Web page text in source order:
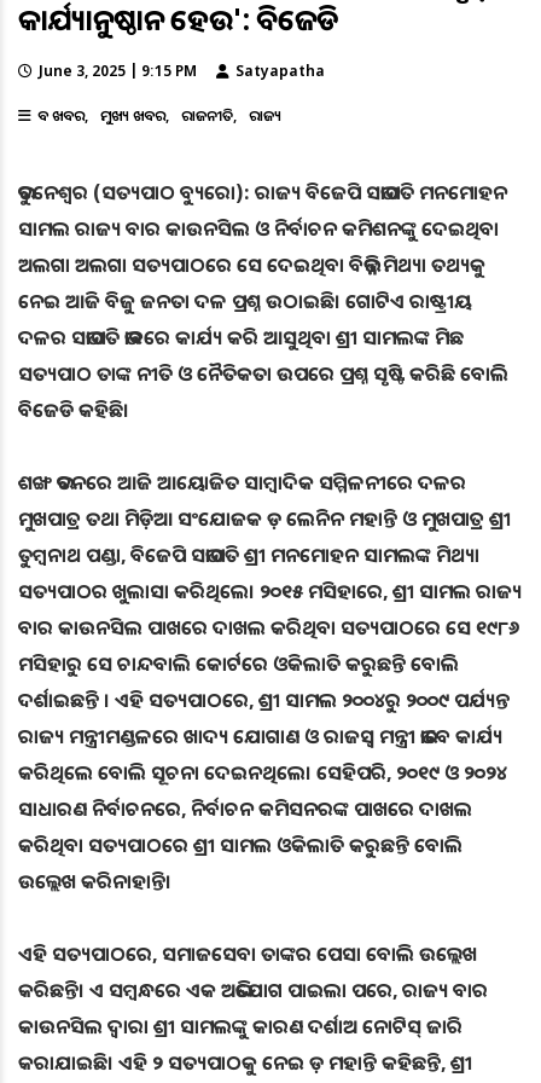
କାର୍ଯ୍ୟାନୁଷ୍ଠାନ ହେଉ': ବିଜେଡି
June 3, 2025 | 9:15 PM Satyapatha
ବଡ ଖବର ମୁଖ୍ୟ ଖବର ରାଜନୀତି ରାଜ୍ୟ
ଭୁବନେଶ୍ୱର (ସତ୍ୟପାଠ ବ୍ୟୁରୋ): ରାଜ୍ୟ ବିଜେପି ସଭାପତି ମନମୋହନ
ସାମଲ ରାଜ୍ୟ ବାର କାଉନସିଲ ଓ ନିର୍ବାଚନ କମିଶନଙ୍କୁ ଦେଇଥିବା
ଅଲଗା ଅଲଗା ସତ୍ୟପାଠରେ ସେ ଦେଇଥିବା ବିଭିନ୍ନ ମିଥ୍ୟା ତଥ୍ୟକୁ
ନେଇ ଆଜି ବିଜୁ ଜନତା ଦଳ ପ୍ରଶ୍ନ ଉଠାଇଛି। ଗୋଟିଏ ରାଷ୍ଟ୍ରୀୟ
ଦଳର ସଭାପତି ଭାବରେ କାର୍ଯ୍ୟ କରି ଆସୁଥିବା ଶ୍ରୀ ସାମଲଙ୍କ ମିଛ
ସତ୍ୟପାଠ ତାଙ୍କ ନୀତି ଓ ନୈତିକତା ଉପରେ ପ୍ରଶ୍ନ ସୃଷ୍ଟି କରିଛି ବୋଲି
ବିଜେଡି କହିଛି।
ଶଙ୍ଖ ଭବନରେ ଆଜି ଆୟୋଜିତ ସାମ୍ୱାଦିକ ସମ୍ମିଳନୀରେ ଦଳର
ମୁଖପାତ୍ର ତଥା ମିଡ଼ିଆ ସଂଯୋଜକ ଡ଼ ଲେନିନ ମହାନ୍ତି ଓ ମୁଖପାତ୍ର ଶ୍ରୀ
ତୁମ୍ୱନାଥ ପଣ୍ଡା, ବିଜେପି ସଭାପତି ଶ୍ରୀ ମନମୋହନ ସାମଲଙ୍କ ମିଥ୍ୟା
ସତ୍ୟପାଠର ଖୁଲାସା କରିଥିଲେ। ୨୦୧୫ ମସିହାରେ, ଶ୍ରୀ ସାମଲ ରାଜ୍ୟ
ବାର କାଉନସିଲ ପାଖରେ ଦାଖଲ କରିଥିବା ସତ୍ୟପାଠରେ ସେ ୧୯୮୬
ମସିହାରୁ ସେ ଚାନ୍ଦବାଲି କୋର୍ଟରେ ଓକିଲାତି କରୁଛନ୍ତି ବୋଲି
ଦର୍ଶାଇଛନ୍ତି । ଏହି ସତ୍ୟପାଠରେ, ଶ୍ରୀ ସାମଲ ୨୦୦୪ରୁ ୨୦୦୯ ପର୍ଯ୍ୟନ୍ତ
ରାଜ୍ୟ ମନ୍ତ୍ରୀମଣ୍ଡଳରେ ଖାଦ୍ୟ ଯୋଗାଣ ଓ ରାଜସ୍ୱ ମନ୍ତ୍ରୀ ଭାବେ କାର୍ଯ୍ୟ
କରିଥିଲେ ବୋଲି ସୂଚନା ଦେଇନଥିଲେ। ସେହିପରି, ୨୦୧୯ ଓ ୨୦୨୪
ସାଧାରଣ ନିର୍ବାଚନରେ, ନିର୍ବାଚନ କମିସନରଙ୍କ ପାଖରେ ଦାଖଲ
କରିଥିବା ସତ୍ୟପାଠରେ ଶ୍ରୀ ସାମଲ ଓକିଲାତି କରୁଛନ୍ତି ବୋଲି
ଉଲ୍ଲେଖ କରିନାହାନ୍ତି।
ଏହି ସତ୍ୟପାଠରେ, ସମାଜସେବା ତାଙ୍କର ପେସା ବୋଲି ଉଲ୍ଲେଖ
କରିଛନ୍ତି। ଏ ସମ୍ବନ୍ଧରେ ଏକ ଅଭିଯୋଗ ପାଇଲା ପରେ, ରାଜ୍ୟ ବାର
କାଉନସିଲ ଦ୍ୱାରା ଶ୍ରୀ ସାମଲଙ୍କୁ କାରଣ ଦର୍ଶାଅ ନୋଟିସ୍ ଜାରି
କରାଯାଇଛି। ଏହି ୨ ସତ୍ୟପାଠକୁ ନେଇ ଡ଼ ମହାନ୍ତି କହିଛନ୍ତି, ଶ୍ରୀ